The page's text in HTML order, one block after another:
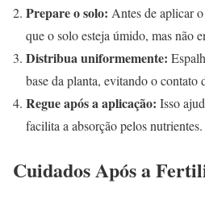
Prepare o solo: Antes de aplicar
que o solo esteja úmido, mas não
Distribua uniformemente:
base da planta, evitando o contato
Regue após a aplicação: Isso
facilita a absorção pelos nutrientes.
Cuidados Após a